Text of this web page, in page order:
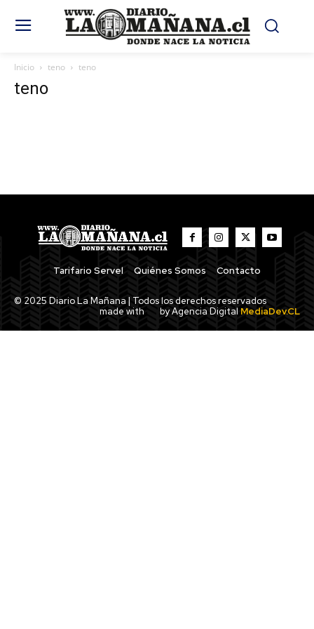
Inicio teno teno
teno
Tarifario Servel Quiénes Somos Contacto
© 2025 Diario La Mañana | Todos los derechos reservados
made with
by Agencia Digital MediaDev.CL